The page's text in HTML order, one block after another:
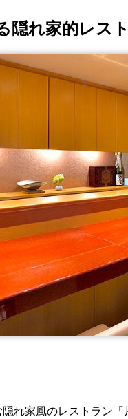
隠れ家的レスト
れ家風のレストラン